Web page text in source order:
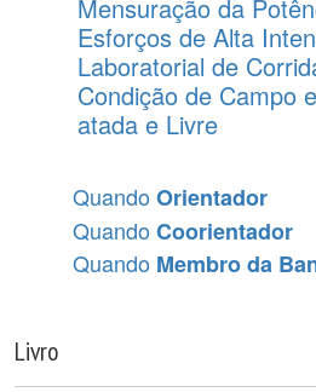
Mensuração da
Esforços de Alta
Laboratorial de
Condição de Campo
atada e Livre
Quando Orientador
Quando Coorientador
Quando Membro da
Livro